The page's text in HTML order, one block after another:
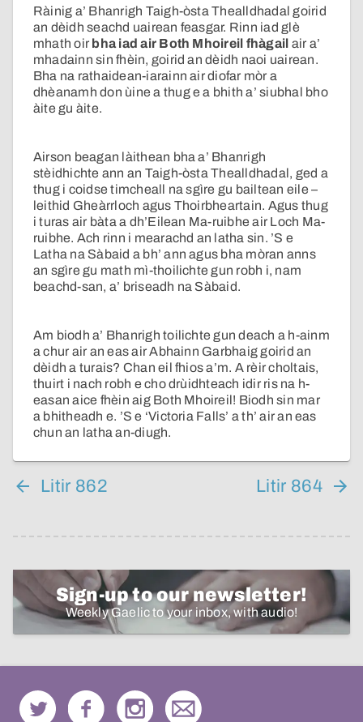
Ràinig a’ Bhanrigh Taigh-òsta Thealldhadal goirid
an dèidh seachd uairean feasgar. Rinn iad glè
mhath oir bha iad air Both Mhoireil fhàgail air a’
mhadainn sin fhèin, goirid an dèidh naoi uairean.
Bha na rathaidean-iarainn air diofar mòr a
dhèanamh don ùine a thug e a bhith a’ siubhal bho
àite gu àite.
Airson beagan làithean bha a’ Bhanrigh
stèidhichte ann an Taigh-òsta Thealldhadal, ged a
thug i coidse timcheall na sgìre gu bailtean eile –
leithid Gheàrrloch agus Thoirbheartain. Agus thug
i turas air bàta a dh’Eilean Ma-ruibhe air Loch Ma-
ruibhe. Ach rinn i mearachd an latha sin. ’S e
Latha na Sàbaid a bh’ ann agus bha mòran anns
an sgìre gu math mì-thoilichte gun robh i, nam
beachd-san, a’ briseadh na Sàbaid.
Am biodh a’ Bhanrigh toilichte gun deach a h-ainm
a chur air an eas air Abhainn Garbhaig goirid an
dèidh a turais? Chan eil fhios a’m. A rèir choltais,
thuirt i nach robh e cho drùidhteach idir ris na h-
easan aice fhèin aig Both Mhoireil! Biodh sin mar
a bhitheadh e. ’S e ‘Victoria Falls’ a th’ air an eas
chun an latha an-diugh.
Litir 862 Litir 864
Sign-up to our newsletter!
Weekly Gaelic to your inbox, with audio!